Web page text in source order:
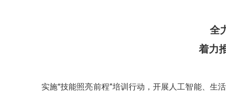
全
着力
实施“技能照亮前程”培训行动，开展人工智能、生